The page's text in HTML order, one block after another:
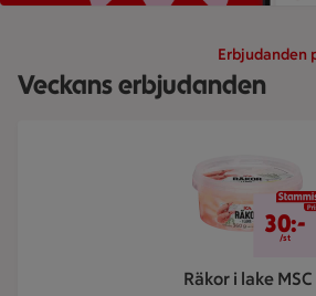
Erbjudanden
Veckans erbjudanden
Räkor i lake MSC
30
30:-
/st